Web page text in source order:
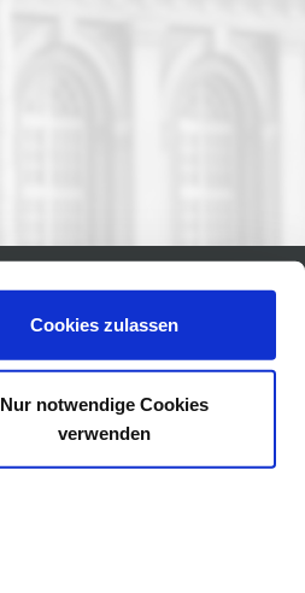
Cookies zulassen
Nur notwendige Cookies
verwenden